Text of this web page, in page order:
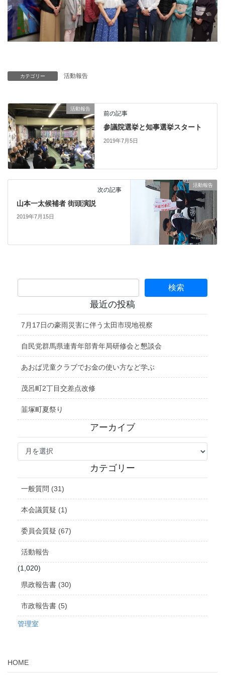
カテゴリー 活動報告
活動報告
前の記事
参議院選挙と知事選挙スタート
2019年7月5日
活動報告
次の記事
山本一太候補者 街頭演説
2019年7月15日
最近の投稿
7月17日の豪雨災害に伴う太田市現地視察
自民党群馬県連青年部青年局研修会と懇談会
あおば児童クラブでお金の使い方など学ぶ
茂呂町2丁目交差点改修
韮塚町夏祭り
アーカイブ
ア
カ
カテゴリー
一般質問 (31)
本会議質疑 (1)
委員会質疑 (67)
活動報告
(1,020)
県政報告書 (30)
市政報告書 (5)
管理室
HOME